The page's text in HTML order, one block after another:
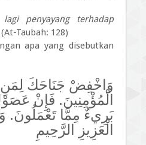
penyayang terhadap
(At-Taubah: 128)
apa yang disebutkan
وَاخْفِضْ جَنَاحَكَ لِمَنِ
الْمُؤْمِنِينَ. فَإِنْ
بَرِيءٌ مِمَّا تَعْمَلُونَ.
الْعَزِيزِ الرَّحِيمِ